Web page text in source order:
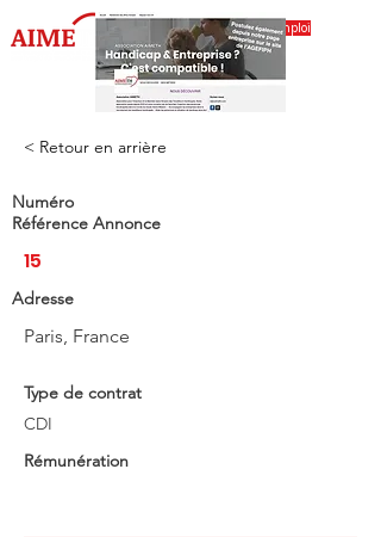
Accéder à l'espace emploi
< Retour en arrière
Numéro
Référence Annonce
15
Adresse
Paris, France
Type de contrat
CDI
Rémunération